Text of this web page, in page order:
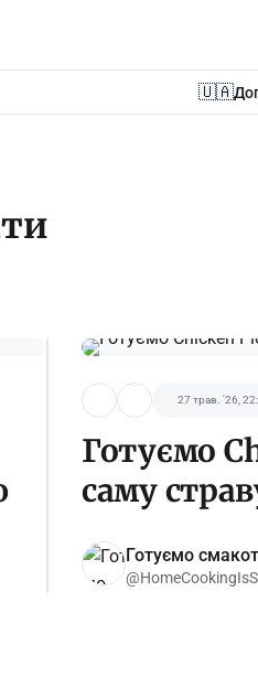
🇺🇦
27 трав. '26,
Готуємо
саму
Готуємо